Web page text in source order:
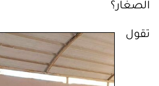
الصغار؟
تقول